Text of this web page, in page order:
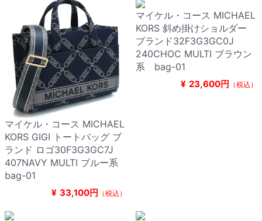
マイケル・コース MICHAEL
KORS GIGI トートバッグ ブ
ランド ロゴ30F3G3GC7J
407NAVY MULTI ブルー系
bag-01
¥ 33,100円 （税込）
マイケル・コース MICHAEL
KORS 斜め掛けショルダー
ブランド32F3G3GC0J
240CHOC MULTI ブラウン
系 bag-01
¥ 23,600円 （税込）